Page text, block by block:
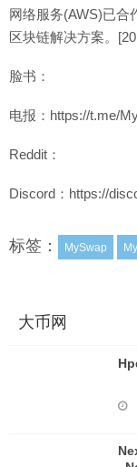
网络服务(AWS)已合
区块链解决方案。
脸书：
电报：https://t.me/
Reddit：
Discord：https://
标签： MySwap
大币网